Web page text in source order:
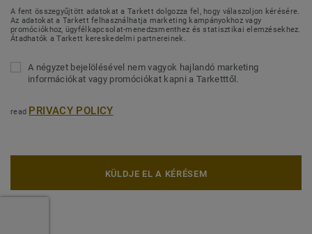
A fent összegyűjtött adatokat a Tarkett dolgozza fel, hogy válaszoljon kérésére.
Az adatokat a Tarkett felhasználhatja marketing kampányokhoz vagy
promóciókhoz, ügyfélkapcsolat-menedzsmenthez és statisztikai elemzésekhez.
Átadhatók a Tarkett kereskedelmi partnereinek.
A négyzet bejelölésével nem vagyok hajlandó marketing
információkat vagy promóciókat kapni a Tarketttől.
read PRIVACY POLICY
KÜLDJE EL A KÉRÉSEM